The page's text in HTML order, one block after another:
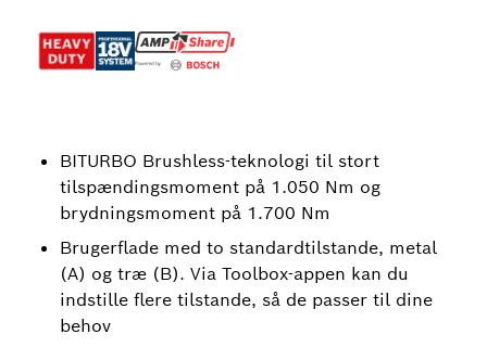
BITURBO Brushless-teknologi til stort
tilspændingsmoment på 1.050 Nm og
brydningsmoment på 1.700 Nm
Brugerflade med to standardtilstande, metal
(A) og træ (B). Via Toolbox-appen kan du
indstille flere tilstande, så de passer til dine
behov